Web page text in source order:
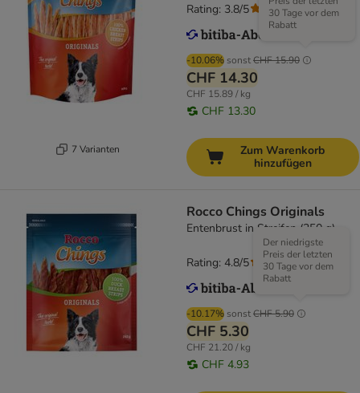
7 Varianten
-10.06% sonstCHF 15.90
30 Tage vor dem
Rabatt
CHF 14.30
CHF 15.89 / kg
CHF 13.30
Rating: 3.8/5 (77)
Zum Warenkorb
hinzufügen
Rocco Chings Originals
Entenbrust in Streifen (250 g)
-10.17% sonstCHF 5.90
Der niedrigste
Preis der letzten
30 Tage vor dem
Rabatt
CHF 5.30
CHF 21.20 / kg
CHF 4.93
Rating: 4.8/5 (117